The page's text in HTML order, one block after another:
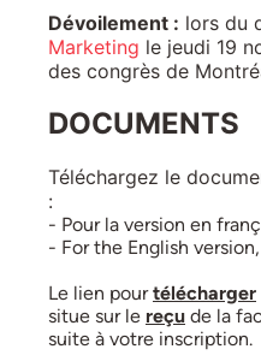
Dévoilement : lors du
Marketing le jeudi 19
des congrès de
DOCUMENTS
Téléchargez le
:
- Pour la version en
- For the English version,
Le lien pourtélécharger
situe sur le reçu de la
suite à votre inscription.